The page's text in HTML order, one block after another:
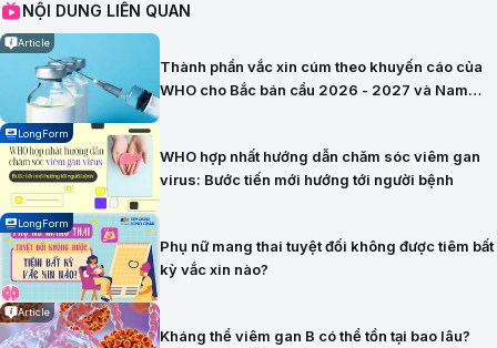
NỘI DUNG LIÊN QUAN
Article
Thành phần vắc xin cúm theo khuyến cáo của
WHO cho Bắc bán cầu 2026 - 2027 và Nam
LongForm
WHO hợp nhất hướng dẫn chăm sóc viêm gan
virus: Bước tiến mới hướng tới người bệnh
LongForm
Phụ nữ mang thai tuyệt đối không được tiêm bất
kỳ vắc xin nào?
Article
Kháng thể viêm gan B có thể tồn tại bao lâu?